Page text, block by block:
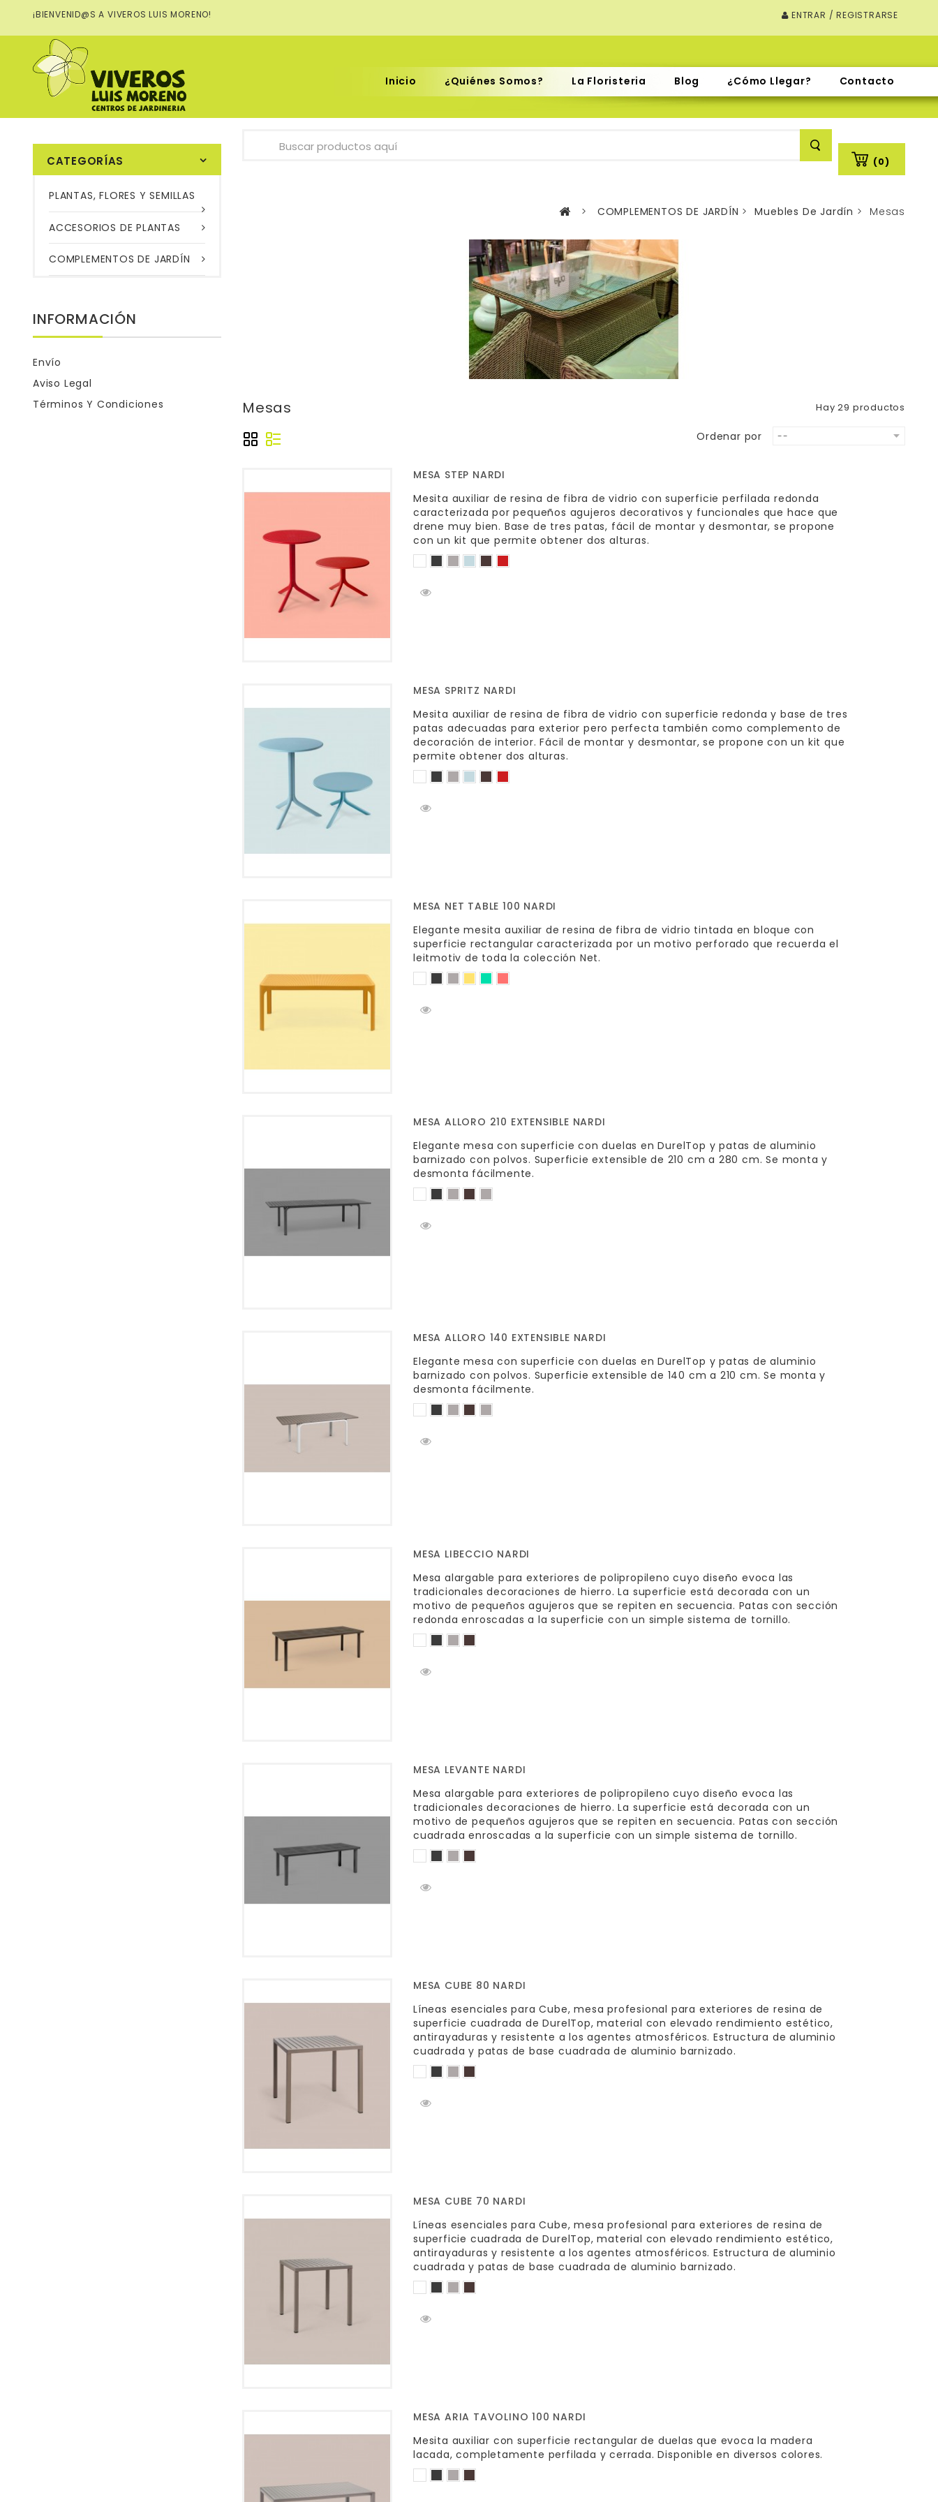
ENTRAR / REGISTRARSE
¡BIENVENID@S A VIVEROS LUIS MORENO!
Inicio ¿Quiénes Somos? La Floristeria Blog ¿Cómo Llegar? Contacto
(0)
CATEGORÍAS
PLANTAS, FLORES Y SEMILLAS
ACCESORIOS DE PLANTAS
COMPLEMENTOS DE JARDÍN
INFORMACIÓN
Envío
Aviso Legal
Términos Y Condiciones
> COMPLEMENTOS DE JARDÍN > Muebles De Jardín > Mesas
Mesas Hay 29 productos
Ordenar por --
MESA STEP NARDI
Mesita auxiliar de resina de fibra de vidrio con superficie perfilada redonda
caracterizada por pequeños agujeros decorativos y funcionales que hace que
drene muy bien. Base de tres patas, fácil de montar y desmontar, se propone
con un kit que permite obtener dos alturas.
MESA SPRITZ NARDI
Mesita auxiliar de resina de fibra de vidrio con superficie redonda y base de tres
patas adecuadas para exterior pero perfecta también como complemento de
decoración de interior. Fácil de montar y desmontar, se propone con un kit que
permite obtener dos alturas.
MESA NET TABLE 100 NARDI
Elegante mesita auxiliar de resina de fibra de vidrio tintada en bloque con
superficie rectangular caracterizada por un motivo perforado que recuerda el
leitmotiv de toda la colección Net.
MESA ALLORO 210 EXTENSIBLE NARDI
Elegante mesa con superficie con duelas en DurelTop y patas de aluminio
barnizado con polvos. Superficie extensible de 210 cm a 280 cm. Se monta y
desmonta fácilmente.
MESA ALLORO 140 EXTENSIBLE NARDI
Elegante mesa con superficie con duelas en DurelTop y patas de aluminio
barnizado con polvos. Superficie extensible de 140 cm a 210 cm. Se monta y
desmonta fácilmente.
MESA LIBECCIO NARDI
Mesa alargable para exteriores de polipropileno cuyo diseño evoca las
tradicionales decoraciones de hierro. La superficie está decorada con un
motivo de pequeños agujeros que se repiten en secuencia. Patas con sección
redonda enroscadas a la superficie con un simple sistema de tornillo.
MESA LEVANTE NARDI
Mesa alargable para exteriores de polipropileno cuyo diseño evoca las
tradicionales decoraciones de hierro. La superficie está decorada con un
motivo de pequeños agujeros que se repiten en secuencia. Patas con sección
cuadrada enroscadas a la superficie con un simple sistema de tornillo.
MESA CUBE 80 NARDI
Líneas esenciales para Cube, mesa profesional para exteriores de resina de
superficie cuadrada de DurelTop, material con elevado rendimiento estético,
antirayaduras y resistente a los agentes atmosféricos. Estructura de aluminio
cuadrada y patas de base cuadrada de aluminio barnizado.
MESA CUBE 70 NARDI
Líneas esenciales para Cube, mesa profesional para exteriores de resina de
superficie cuadrada de DurelTop, material con elevado rendimiento estético,
antirayaduras y resistente a los agentes atmosféricos. Estructura de aluminio
cuadrada y patas de base cuadrada de aluminio barnizado.
MESA ARIA TAVOLINO 100 NARDI
Mesita auxiliar con superficie rectangular de duelas que evoca la madera
lacada, completamente perfilada y cerrada. Disponible en diversos colores.